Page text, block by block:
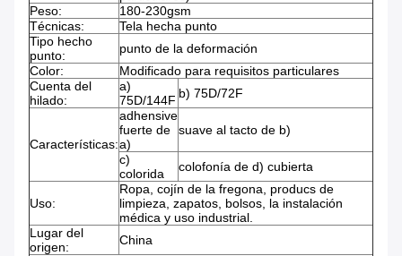
Peso:
180-230gsm
Técnicas:
Tela hecha punto
Tipo hecho
punto:
punto de la deformación
Color:
Modificado para requisitos particulares
Cuenta del
hilado:
a)
75D/144F b) 75D/72F
Características:
adhensive
fuerte de
a)
suave al tacto de b)
c)
colorida
colofonía de d) cubierta
Uso:
Ropa, cojín de la fregona, producs de
limpieza, zapatos, bolsos, la instalación
médica y uso industrial.
Lugar del
origen:
China